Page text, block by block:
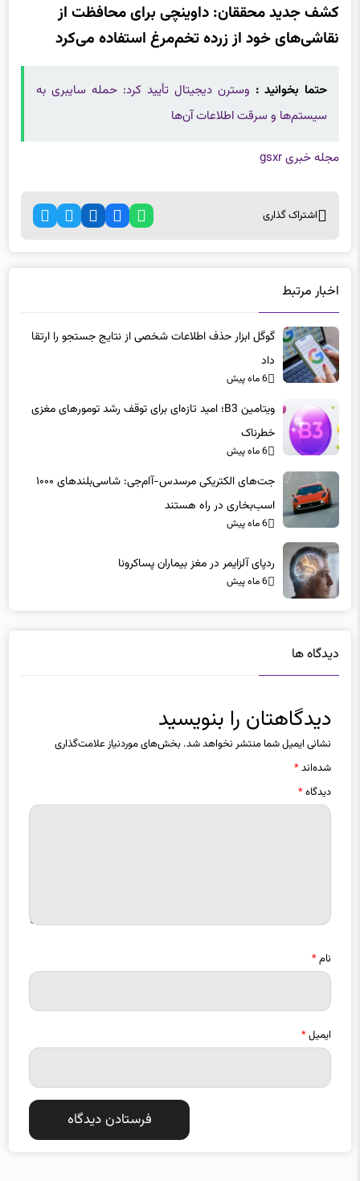
کشف جدید محققان: داوینچی برای محافظت از
نقاشی‌های خود از زرده تخم‌مرغ استفاده می‌کرد
حتما بخوانید : وسترن دیجیتال تأیید کرد: حمله سایبری به
سیستم‌ها و سرقت اطلاعات آن‌ها
مجله خبری gsxr
اشتراک گذاری
اخبار مرتبط
گوگل ابزار حذف اطلاعات شخصی از نتایج جستجو را ارتقا
داد
6 ماه پیش
ویتامین B3؛ امید تازه‌ای برای توقف رشد تومورهای مغزی
خطرناک
6 ماه پیش
جت‌های الکتریکی مرسدس-آام‌جی: شاسی‌بلندهای ۱۰۰۰
اسب‌بخاری در راه هستند
6 ماه پیش
ردپای آلزایمر در مغز بیماران پساکرونا
6 ماه پیش
دیدگاه ها
دیدگاهتان را بنویسید
نشانی ایمیل شما منتشر نخواهد شد. بخش‌های موردنیاز علامت‌گذاری
شده‌اند*
دیدگاه*
نام*
ایمیل*